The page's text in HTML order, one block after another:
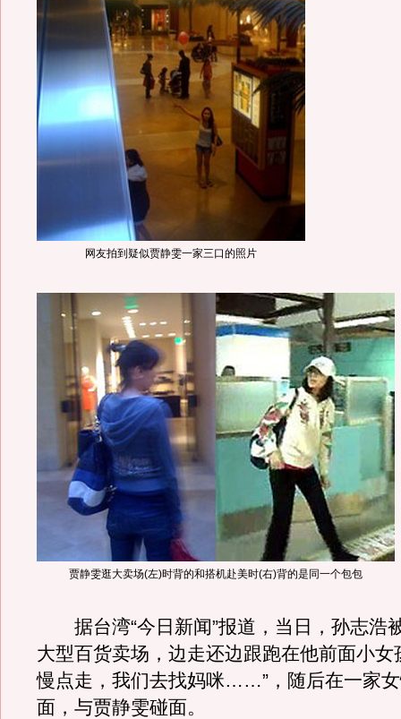
网友拍到疑似贾静雯一家三口的照片
贾静雯逛大卖场(左)时背的和搭机赴美时(右)背的是同一个包包
据台湾“今日新闻”报道，当日，孙志浩
大型百货卖场，边走还边跟跑在他前面小女
慢点走，我们去找妈咪……”，随后在一家
面，与贾静雯碰面。